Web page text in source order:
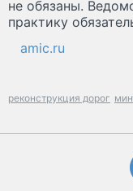
не обязаны.
практику
amic.ru
реконструкция дорог